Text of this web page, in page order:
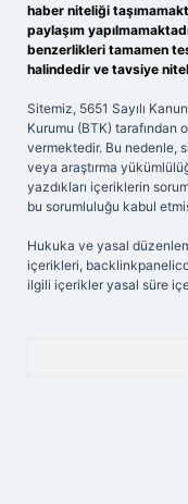
haber niteliği
paylaşım
benzerlikleri tamamen
halindedir ve tavsiye
Sitemiz, 5651 Sayılı
Kurumu (BTK) tarafından
vermektedir. Bu nedenle,
veya araştırma
yazdıkları içeriklerin
bu sorumluluğu kabul
Hukuka ve yasal
içerikleri,
ilgili içerikler yasal süre